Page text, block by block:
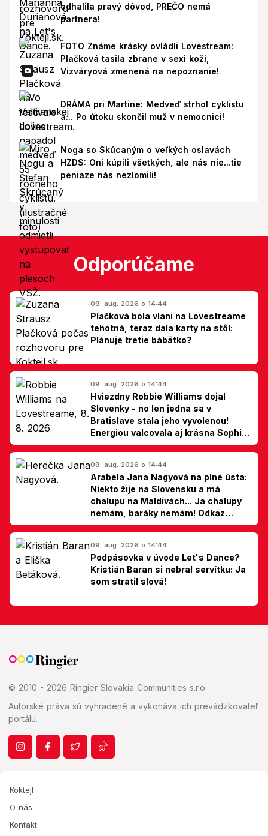
odhalila pravý dôvod, PREČO nemá
partnera!
FOTO Známe krásky ovládli Lovestream:
Plačková tasila zbrane v sexi koži,
Vizváryová zmenená na nepoznanie!
DRÁMA pri Martine: Medveď strhol cyklistu
a... Po útoku skončil muž v nemocnici!
Noga so Skúcaným o veľkých oslavách
HZDS: Oni kúpili všetkých, ale nás nie...tie
peniaze nás nezlomili!
Odporúčame
09. aug. 2026 o 14:44
Plačková bola vlani na Lovestreame
tehotná, teraz dala karty na stôl:
Plánuje tretie bábätko?
09. aug. 2026 o 14:44
Hviezdny Robbie Williams dojal
Slovenky - no len jedna sa v
Bratislave stala jeho vyvolenou!
Energiou valcovala aj krásna Sophie
Ellis-Bextor (foto)
09. aug. 2026 o 14:44
Arabela Jana Nagyová na plné ústa:
Niekto žije na Slovensku a má
chalupu na Maldivách... Ja chalupy
nemám, baráky nemám! Odkaz
Slovákom
09. aug. 2026 o 14:44
Podpásovka v úvode Let's Dance?
Kristián Baran si nebral servítku: Ja
som stratil slová!
© 2010 - 2026 Ringier Slovakia Communities s.r.o.
Autorské práva sú vyhradené a vykonáva ich prevádzkovateľ
portálu.
Koktejl
O nás
Kontakt